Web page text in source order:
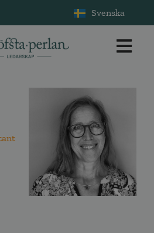
Svenska